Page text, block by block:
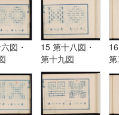
図・
15 第十八図・
第十九図